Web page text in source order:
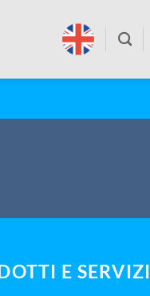
E SERVIZI